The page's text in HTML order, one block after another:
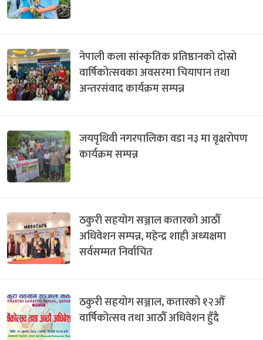
नेपाली कला सांस्कृतिक प्रतिष्ठानको दोस्रो
वार्षिकोत्सवका अवसरमा चियापान तथा
अन्तरसंवाद कार्यक्रम सम्पन्न
जयपृथिवी नगरपालिका वडा न३ मा वृक्षरोपण
कार्यक्रम सम्पन्न
ठकुरी सहयोग सञ्जाल कतारको आठौँ
अधिवेशन सम्पन्न, महेन्द्र शाही अध्यक्षमा
सर्वसम्मत निर्वाचित
ठकुरी सहयोग सञ्जाल, कतारको १२औँ
वार्षिकोत्सव तथा आठौँ अधिवेशन हुँदै